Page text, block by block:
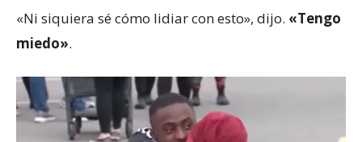
«Ni siquiera sé cómo lidiar con esto», dijo. «Tengo
miedo».